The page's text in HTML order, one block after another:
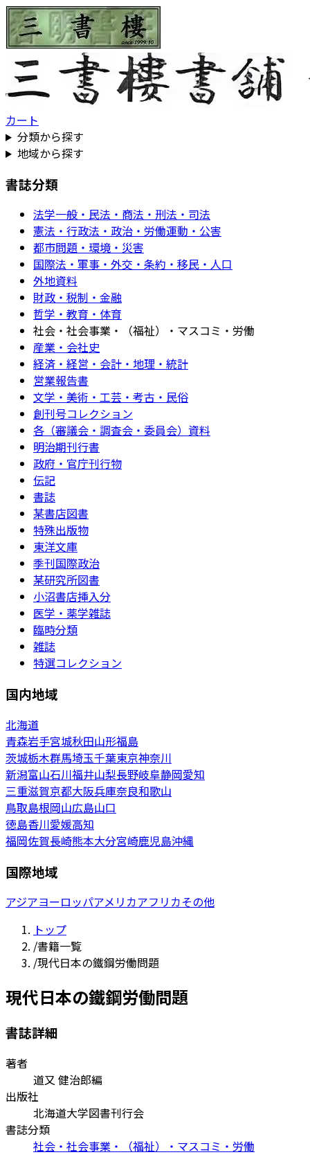
カート
分類から探す
地域から探す
書誌分類
法学一般・民法・商法・刑法・司法
憲法・行政法・政治・労働運動・公害
都市問題・環境・災害
国際法・軍事・外交・条約・移民・人口
外地資料
財政・税制・金融
哲学・教育・体育
社会・社会事業・（福祉）・マスコミ・労働
産業・会社史
経済・経営・会計・地理・統計
営業報告書
文学・美術・工芸・考古・民俗
創刊号コレクション
各（審議会・調査会・委員会）資料
明治期刊行書
政府・官庁刊行物
伝記
書誌
某書店図書
特殊出版物
東洋文庫
季刊国際政治
某研究所図書
小沼書店挿入分
医学・薬学雑誌
臨時分類
雑誌
特選コレクション
国内地域
北海道
青森岩手宮城秋田山形福島
茨城栃木群馬埼玉千葉東京神奈川
新潟富山石川福井山梨長野岐阜静岡愛知
三重滋賀京都大阪兵庫奈良和歌山
鳥取島根岡山広島山口
徳島香川愛媛高知
福岡佐賀長崎熊本大分宮崎鹿児島沖縄
国際地域
アジアヨーロッパアメリカアフリカその他
トップ
/書籍一覧
/現代日本の鐵鋼労働問題
現代日本の鐵鋼労働問題
書誌詳細
著者
道又 健治郎編
出版社
北海道大学図書刊行会
書誌分類
社会・社会事業・（福祉）・マスコミ・労働